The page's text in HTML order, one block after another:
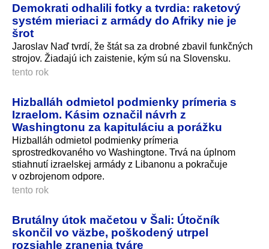
Demokrati odhalili fotky a tvrdia: raketový
systém mieriaci z armády do Afriky nie je
šrot
Jaroslav Naď tvrdí, že štát sa za drobné zbavil funkčných
strojov. Žiadajú ich zaistenie, kým sú na Slovensku.
tento rok
Hizballáh odmietol podmienky prímeria s
Izraelom. Kásim označil návrh z
Washingtonu za kapituláciu a porážku
Hizballáh odmietol podmienky prímeria
sprostredkovaného vo Washingtone. Trvá na úplnom
stiahnutí izraelskej armády z Libanonu a pokračuje
v ozbrojenom odpore.
tento rok
Brutálny útok mačetou v Šali: Útočník
skončil vo väzbe, poškodený utrpel
rozsiahle zranenia tváre